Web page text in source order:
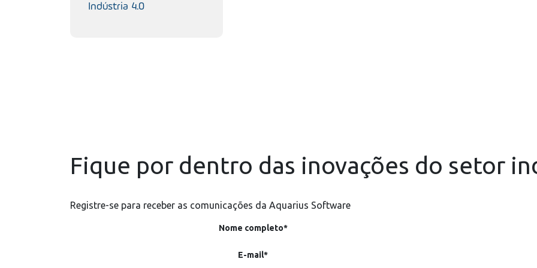
Indústria 4.0
Fique por dentro das inovações do setor
Registre-se para receber as comunicações da Aquarius Software
Nome completo*
E-mail*